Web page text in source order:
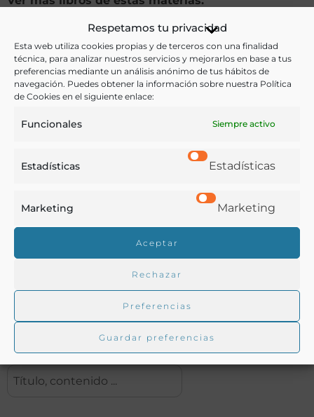
Respetamos tu privacidad
Esta web utiliza cookies propias y de terceros con una finalidad
técnica, para analizar nuestros servicios y mejorarlos en base a tus
preferencias mediante un análisis anónimo de tus hábitos de
navegación. Puedes obtener la información sobre nuestra Política
de Cookies en el siguiente enlace:
Funcionales Siempre activo
Estadísticas Estadísticas
Marketing Marketing
Aceptar
Rechazar
Preferencias
Guardar preferencias
Profesiones
Ver más libros con las palabras clave:
Huertas,Imágenes,Labradora
Buscar en la biblioteca
Biblioteca digital Duque de Ahumada